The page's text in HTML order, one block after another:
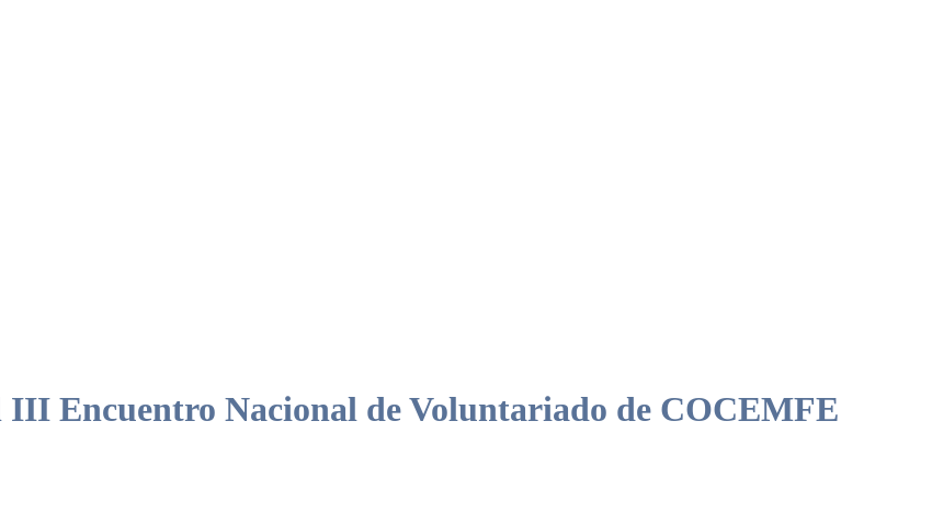
III Encuentro Nacional de Voluntariado de COCEMFE